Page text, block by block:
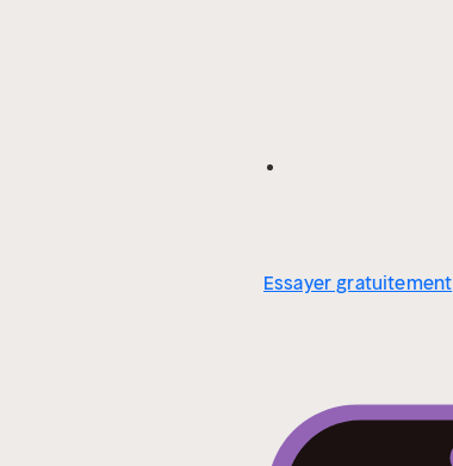
Essayer gratuitement